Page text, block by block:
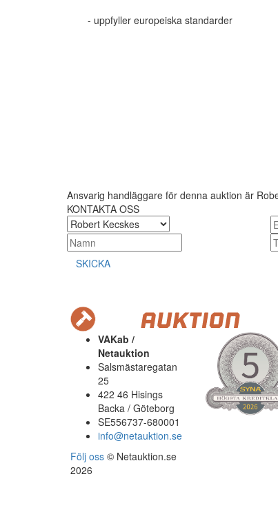
- uppfyller europeiska standarder
Ansvarig handläggare för denna auktion är
KONTAKTA OSS
SKICKA
VAKab /
Netauktion
Salsmästaregatan
25
422 46 Hisings
Backa / Göteborg
SE556737-680001
info@netauktion.se
Följ oss © Netauktion.se
2026